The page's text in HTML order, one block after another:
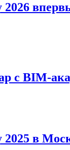
с BIM-
в